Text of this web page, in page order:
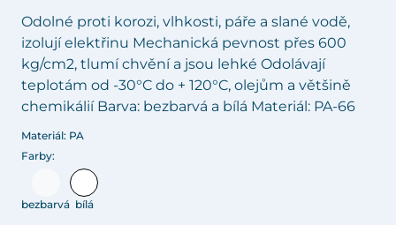
Odolné proti korozi, vlhkosti, páře a slané vodě,
izolují elektřinu Mechanická pevnost přes 600
kg/cm2, tlumí chvění a jsou lehké Odolávají
teplotám od -30°C do + 120°C, olejům a většině
chemikálií Barva: bezbarvá a bílá Materiál: PA-66
Materiál: PA
Farby:
bezbarvá bílá